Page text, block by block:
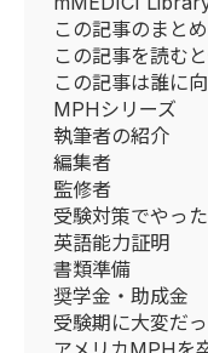
この記事のまとめ
この記事を読む
この記事は誰に
MPHシリーズ
執筆者の紹介
編集者
監修者
受験対策でやっ
英語能力証明
書類準備
奨学金・助成金
受験期に大変だ